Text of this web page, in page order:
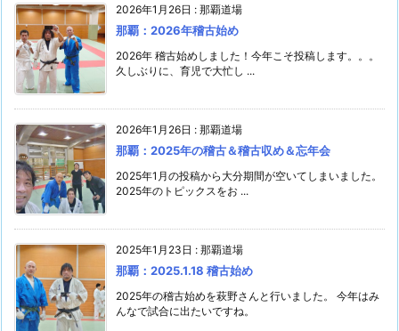
2026年1月26日 : 那覇道場
那覇：2026年稽古始め
2026年 稽古始めしました！今年こそ投稿します。。。
久しぶりに、育児で大忙し ...
2026年1月26日 : 那覇道場
那覇：2025年の稽古＆稽古収め＆忘年会
2025年1月の投稿から大分期間が空いてしまいました。
2025年のトピックスをお ...
2025年1月23日 : 那覇道場
那覇：2025.1.18 稽古始め
2025年の稽古始めを萩野さんと行いました。 今年はみ
んなで試合に出たいですね。